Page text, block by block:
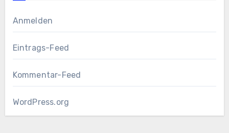
Anmelden
Eintrags-Feed
Kommentar-Feed
WordPress.org